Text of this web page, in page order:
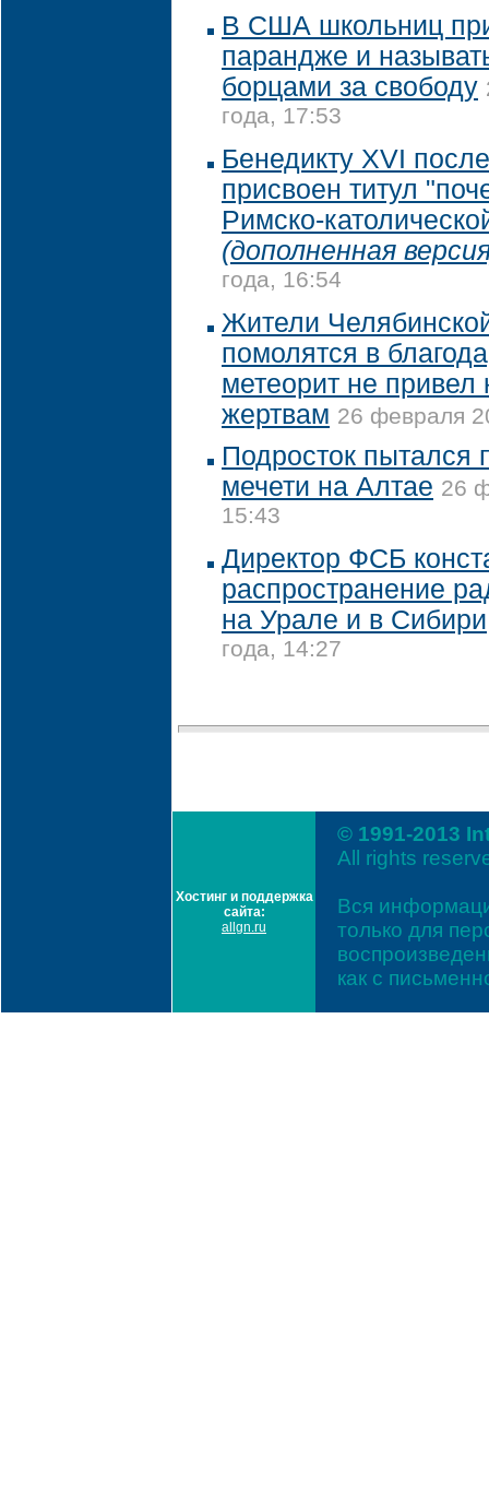
В США школьниц
парандже и
борцами за свободу
года, 17:53
Бенедикту XVI
присвоен титул
Римско-
(дополненная
года, 16:54
Жители
помолятся в
метеорит не привел
жертвам 26 февраля
Подросток пытался
мечети на Алтае 26
15:43
Директор ФСБ
распространение
на Урале и в Сибири
года, 14:27
Хостинг и поддержка
сайта:
allgn.ru
© 1991-2013
All rights
Вся
только для
как с